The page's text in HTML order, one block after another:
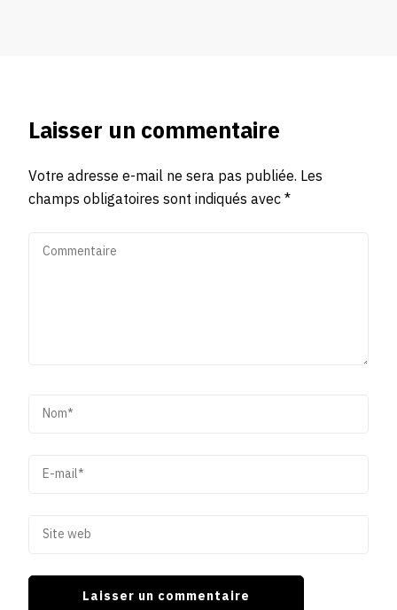
Laisser un commentaire
Votre adresse e-mail ne sera pas publiée. Les
champs obligatoires sont indiqués avec*